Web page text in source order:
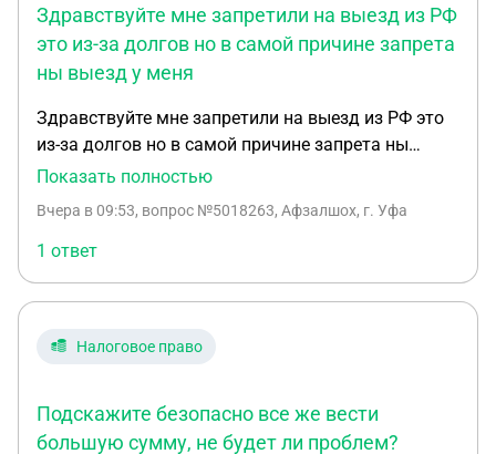
работы.Это законно вообще?А если он сменит
место работы,кто его будет разыскивать?Кто
направит работодателю эти документы я или
пристав сама?И такой вопрос,судебный приказ
вынесен в феврале а документы приставам
попали только в июле,должнику могут насчитать
долг с февраля?
Здравствуйте мне запретили на выезд из РФ
это из-за долгов но в самой причине запрета
ны выезд у меня
Здравствуйте мне запретили на выезд из РФ это
из-за долгов но в самой причине запрета ны
выезд у меня показывает только 3
остальное это задолженности ИП я хотел бы
узнать погасив только ту сумму которая у меня
отображается как причина запрета на выезд я
смогу снять ограничения?
Показать полностью
Вчера в 09:53, вопрос №5018263, Афзалшох, г. Уфа
1 ответ
Налоговое право
Подскажите безопасно все же вести
большую сумму, не будет ли проблем?